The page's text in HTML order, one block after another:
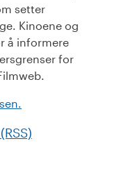
setter
Kinoene og
å informere
for